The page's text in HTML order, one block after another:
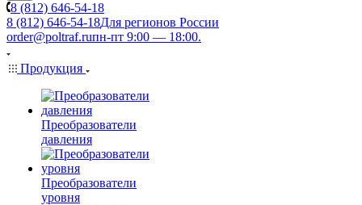
8 (812) 646-54-18
8 (812) 646-54-18Для регионов России
order@poltraf.ruпн-пт 9:00 — 18:00.
Продукция
Преобразователи
давления
Преобразователи
уровня